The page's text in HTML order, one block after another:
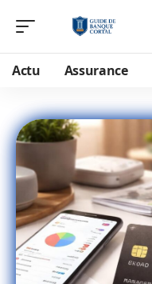
Actu Assurance